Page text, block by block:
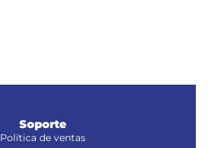
Soporte
Política de ventas